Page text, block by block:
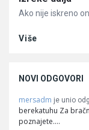
Ako nije iskreno
Više
NOVI ODGOVORI
mersadm je unio
berekatuhu Za
poznajete.…